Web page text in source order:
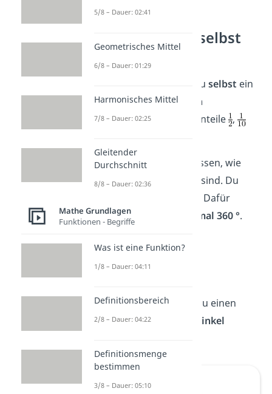
Kreisdiagramm selbst
zeichnen
Nun zeigen wir dir, wie du selbst ein
Kreisdiagramm zeichnen
kannst. Nimm dazu die Anteile ,
(1) Als Erstes willst du wissen, wie
groß die Anteile im Kreis sind. Du
brauchst also die Winkel. Dafür
rechnest du die
Anteile mal 360 °.
· 360° = 180°
(2) Als Nächstes kannst du einen
Kreis zeichnen und die
Winkel
5/8 – Dauer: 02:41
Geometrisches Mittel
6/8 – Dauer: 01:29
Harmonisches Mittel
7/8 – Dauer: 02:25
Gleitender
Durchschnitt
8/8 – Dauer: 02:36
Mathe Grundlagen
Funktionen - Begriffe
Was ist eine Funktion?
1/8 – Dauer: 04:11
Definitionsbereich
2/8 – Dauer: 04:22
Definitionsmenge
bestimmen
3/8 – Dauer: 05:10